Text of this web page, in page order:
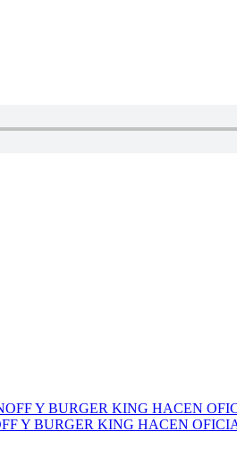
Y BURGER KING HACEN